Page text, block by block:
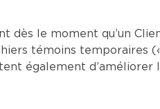
dès le moment qu’un
témoins temporaires
également